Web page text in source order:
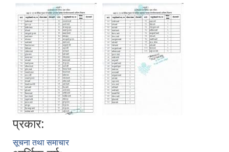
प्रकार:
सूचना तथा समाचार